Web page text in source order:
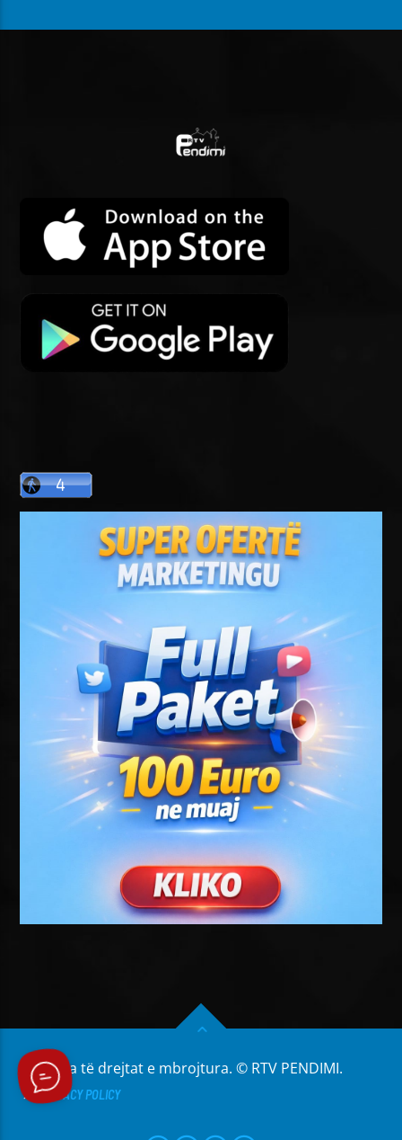
Të gjitha të drejtat e mbrojtura. © RTV PENDIMI.
PRIVACY POLICY